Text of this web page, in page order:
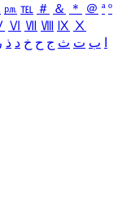
㏘ ℡ ＃ ＆ ＊ ＠ ª º
Ⅵ Ⅶ Ⅷ Ⅸ Ⅹ
ب ت ث ج ح خ د ذ ر